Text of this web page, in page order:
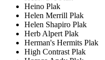
Heino Plak
Helen Merrill Plak
Helen Shapiro Plak
Herb Alpert Plak
Herman's Hermits Plak
High Contrast Plak